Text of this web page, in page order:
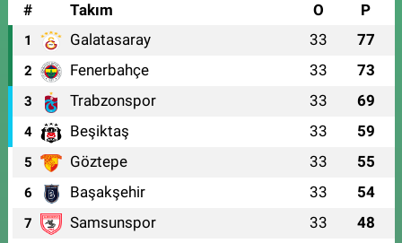
#
Takım O P
1 Galatasaray 33 77
2 Fenerbahçe 33 73
3 Trabzonspor 33 69
4 Beşiktaş 33 59
5 Göztepe 33 55
6 Başakşehir 33 54
7 Samsunspor 33 48